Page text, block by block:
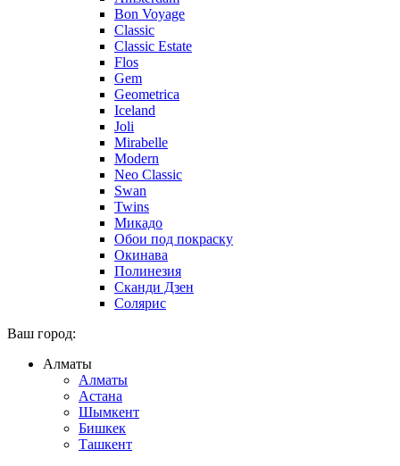
Bon Voyage
Classic
Classic Estate
Flos
Gem
Geometrica
Iceland
Joli
Mirabelle
Modern
Neo Classic
Swan
Twins
Микадо
Обои под покраску
Окинава
Полинезия
Сканди Дзен
Солярис
Ваш город:
Алматы
Алматы
Астана
Шымкент
Бишкек
Ташкент